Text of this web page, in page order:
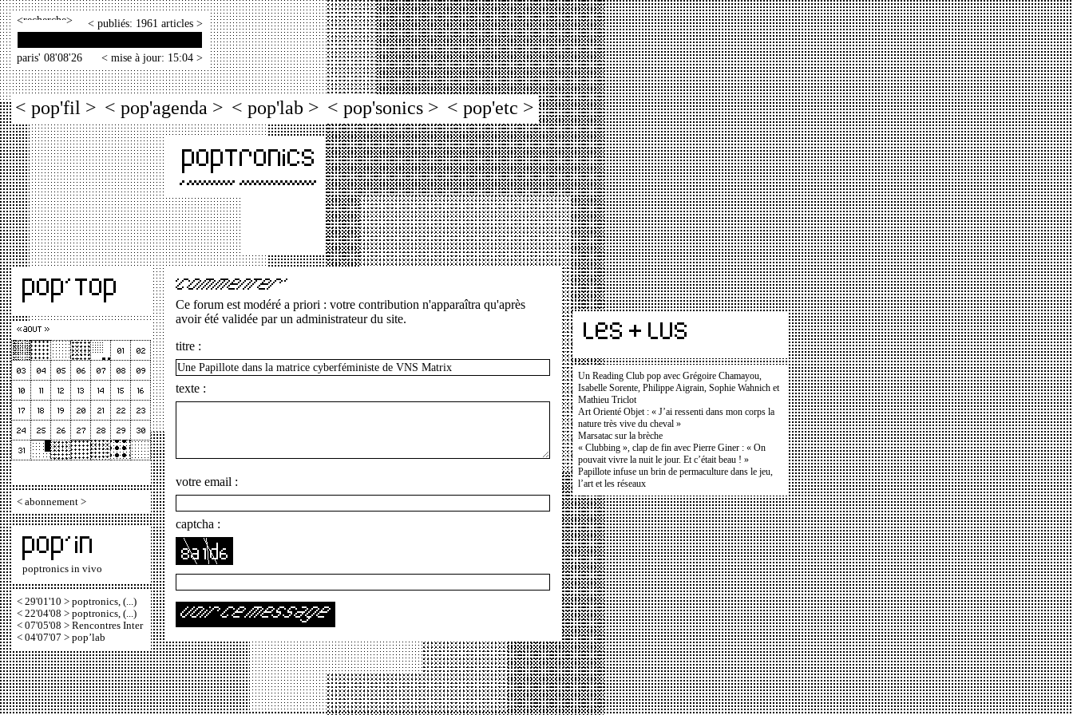
< > < publiés: 1961 articles >
paris' 08'08'26 < mise à jour: 15:04 >
< pop'fil > < pop'agenda > < pop'lab > < pop'sonics > < pop'etc >
< abonnement >
poptronics in vivo
< 29'01'10 > poptronics, (...)
< 22'04'08 > poptronics, (...)
< 07'05'08 > Rencontres Inter
< 04'07'07 > pop’lab
Ce forum est modéré a priori : votre contribution n'apparaîtra qu'après
avoir été validée par un administrateur du site.
titre :
texte :
votre email :
captcha :
Un Reading Club pop avec Grégoire Chamayou,
Isabelle Sorente, Philippe Aigrain, Sophie Wahnich et
Mathieu Triclot
Art Orienté Objet : « J’ai ressenti dans mon corps la
nature très vive du cheval »
Marsatac sur la brèche
« Clubbing », clap de fin avec Pierre Giner : « On
pouvait vivre la nuit le jour. Et c’était beau ! »
Papillote infuse un brin de permaculture dans le jeu,
l’art et les réseaux